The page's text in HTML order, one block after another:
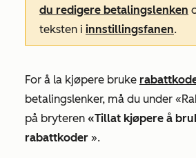
du redigere betalingslenken
teksten i innstillingsfanen.
For å la kjøpere bruke
betalingslenker, må du under
på bryteren «Tillat kjøpere å
rabattkoder ».